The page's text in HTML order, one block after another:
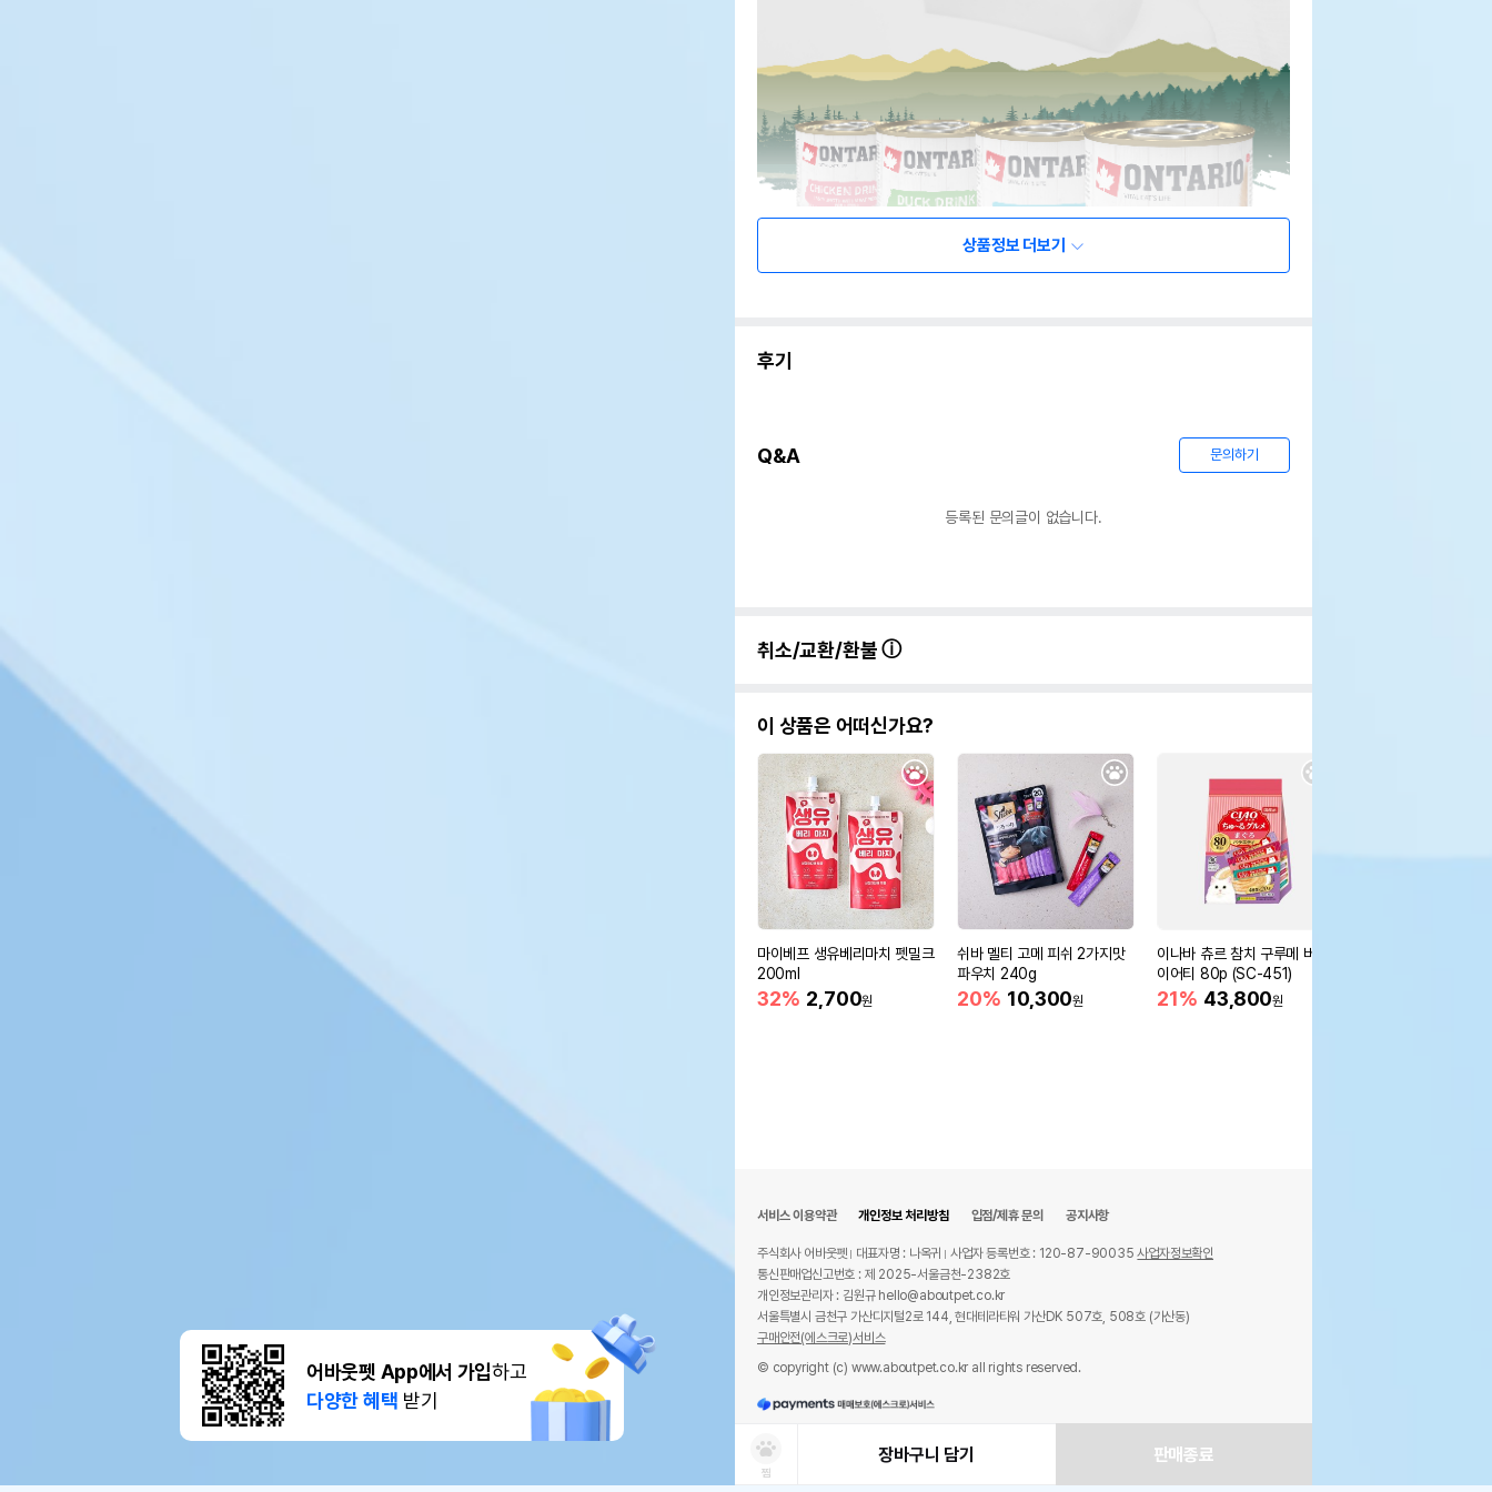
어바웃펫 App에서 가입하고
다양한 혜택 받기
상품정보 더보기
후기
Q&A 문의하기
등록된 문의글이 없습니다.
취소/교환/환불
이 상품은 어떠신가요?
마이베프 생유베리마치 펫밀크
200ml
32% 2,700원
쉬바 멜티 고메 피쉬 2가지맛
파우치 240g
20% 10,300원
이나바 츄르 참치 구루메 버라
이어티 80p (SC-451)
21% 43,800원
찜
장바구니 담기 판매종료
서비스 이용약관 개인정보 처리방침 입점/제휴 문의 공지사항
주식회사 어바웃펫 대표자명 : 나옥귀 사업자 등록번호 : 120-87-90035사업자정보확인
통신판매업신고번호 : 제 2025-서울금천-2382호
개인정보관리자 : 김원규 hello@aboutpet.co.kr
서울특별시 금천구 가산디지털2로 144, 현대테라타워 가산DK 507호, 508호 (가산동)
구매안전(에스크로)서비스
© copyright (c) www.aboutpet.co.kr all rights reserved.